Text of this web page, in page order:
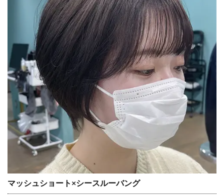
マッシュショート×シースルーバング